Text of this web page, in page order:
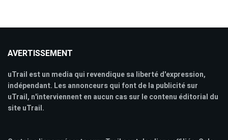
AVERTISSEMENT
uTrail est un media qui revendique sa liberté d'expression,
indépendant. Les annonceurs qui font de la publicité sur
uTrail, n'interviennent en aucun cas sur le contenu éditorial du
site uTrail.